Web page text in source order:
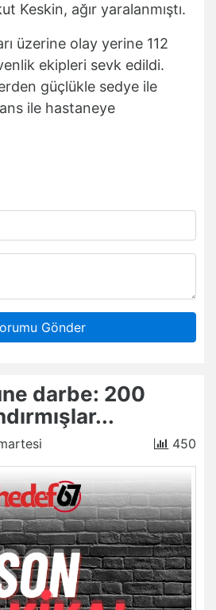
Keskin, ağır yaralanmıştı.
üzerine olay yerine 112
ekipleri sevk edildi.
güçlükle sedye ile
ile hastaneye
Gönder
darbe: 200
450